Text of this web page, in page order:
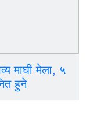
माघी मेला, ५
हुने